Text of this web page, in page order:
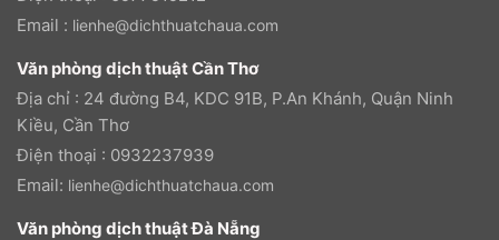
Email : lienhe@dichthuatchaua.com
Văn phòng dịch thuật Cần Thơ
Địa chỉ : 24 đường B4, KDC 91B, P.An Khánh, Quận Ninh
Kiều, Cần Thơ
Điện thoại : 0932237939
Email: lienhe@dichthuatchaua.com
Văn phòng dịch thuật Đà Nẵng